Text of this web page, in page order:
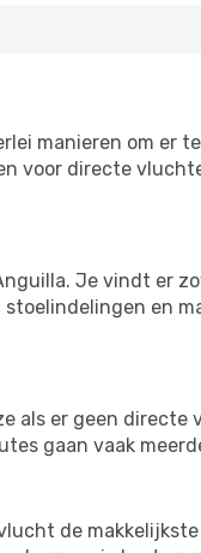
manieren om er
voor directe
Je vindt er
en
als er geen
gaan vaak
de